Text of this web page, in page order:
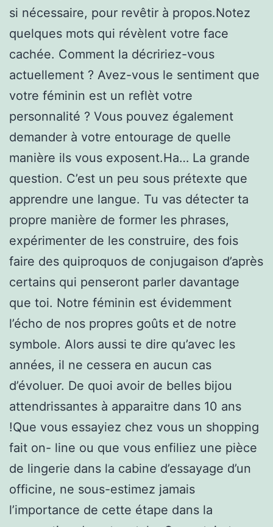
si nécessaire, pour revêtir à propos.Notez
quelques mots qui révèlent votre face
cachée. Comment la décririez-vous
actuellement ? Avez-vous le sentiment que
votre féminin est un reflèt votre
personnalité ? Vous pouvez également
demander à votre entourage de quelle
manière ils vous exposent.Ha… La grande
question. C’est un peu sous prétexte que
apprendre une langue. Tu vas détecter ta
propre manière de former les phrases,
expérimenter de les construire, des fois
faire des quiproquos de conjugaison d’après
certains qui penseront parler davantage
que toi. Notre féminin est évidemment
l’écho de nos propres goûts et de notre
symbole. Alors aussi te dire qu’avec les
années, il ne cessera en aucun cas
d’évoluer. De quoi avoir de belles bijou
attendrissantes à apparaitre dans 10 ans
!Que vous essayiez chez vous un shopping
fait on- line ou que vous enfiliez une pièce
de lingerie dans la cabine d’essayage d’un
officine, ne sous-estimez jamais
l’importance de cette étape dans la